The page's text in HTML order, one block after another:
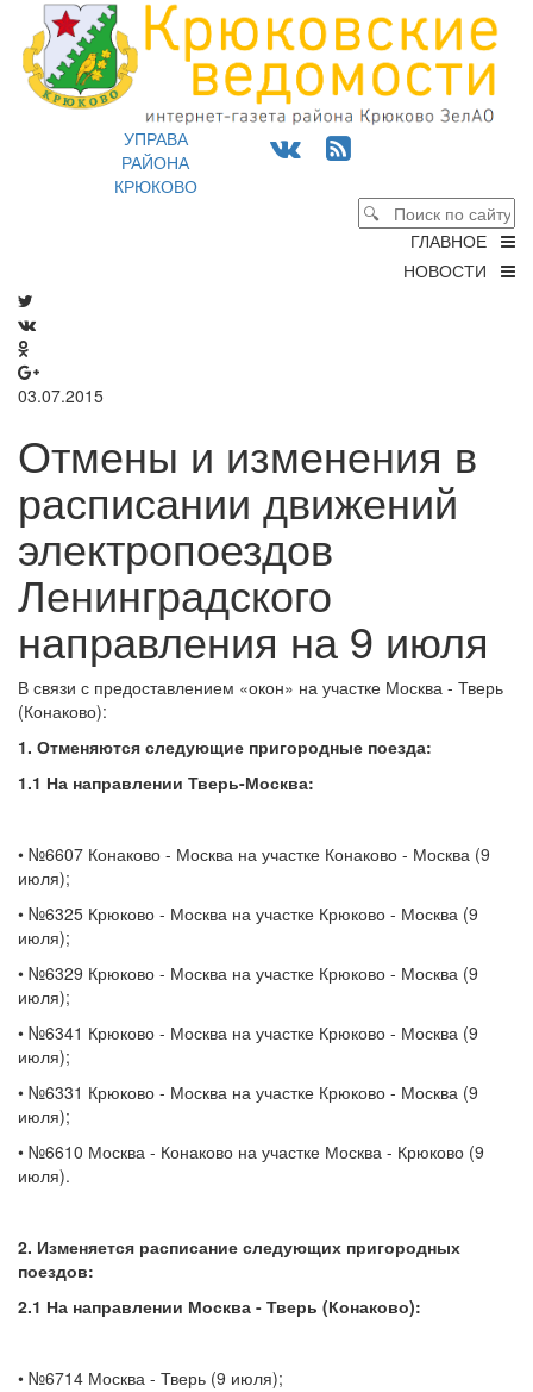
УПРАВА
РАЙОНА
КРЮКОВО
ГЛАВНОЕ
НОВОСТИ
03.07.2015
Отмены и изменения в
расписании движений
электропоездов
Ленинградского
направления на 9 июля
В связи с предоставлением «окон» на участке Москва - Тверь
(Конаково):
1. Отменяются следующие пригородные поезда:
1.1 На направлении Тверь-Москва:
• №6607 Конаково - Москва на участке Конаково - Москва (9
июля);
• №6325 Крюково - Москва на участке Крюково - Москва (9
июля);
• №6329 Крюково - Москва на участке Крюково - Москва (9
июля);
• №6341 Крюково - Москва на участке Крюково - Москва (9
июля);
• №6331 Крюково - Москва на участке Крюково - Москва (9
июля);
• №6610 Москва - Конаково на участке Москва - Крюково (9
июля).
2. Изменяется расписание следующих пригородных
поездов:
2.1 На направлении Москва - Тверь (Конаково):
• №6714 Москва - Тверь (9 июля);